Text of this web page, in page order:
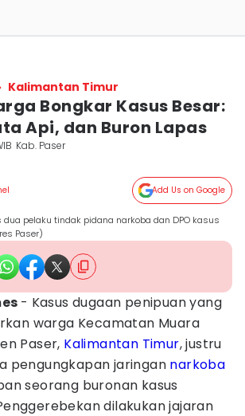
Kalimantan Timur
Bongkar Kasus Besar:
Api, dan Buron Lapas
Kab. Paser
Add Us on Google
dua pelaku tindak pidana narkoba dan DPO kasus
Paser)
- Kasus dugaan penipuan yang
warga Kecamatan Muara
Paser, Kalimantan Timur, justru
pengungkapan jaringan narkoba
seorang buronan kasus
dilakukan jajaran